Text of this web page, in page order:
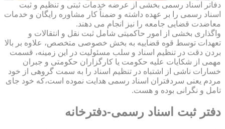
دفاتر اسناد رسمی بخشی از عرضه خدمات ثبتی و تنظیم و ثبت
اسناد رسمی را بر عهده داشته و ضمناً کار مشاوره رایگان و خدمات
معاضدت قضایی جامعه را نیز انجام می دهند.
واگذاری بخشی از امور حاکمیتی شامل ثبت نقل و انتقالات و
تعهدات توسط قوه قضاییه به بخش خصوصی متخصص، علاوه بر بالا
بردن دقت در تنظیم اسناد و سلب مسئولیت در این زمینه، قسمت
مهمی از شکایات علیه حکومت یا کارگزاران حکومتی و جبران
خسارات ناشی از اشتباه در تنظیم اسناد را به سمت گروهی از خود
مردم یعنی سردفتران اسناد رسمی هدایت نموده است،که خود جای
تامل و نگرانی بوده و هست.
دفتر ثبت اسناد رسمی-دفترخانه